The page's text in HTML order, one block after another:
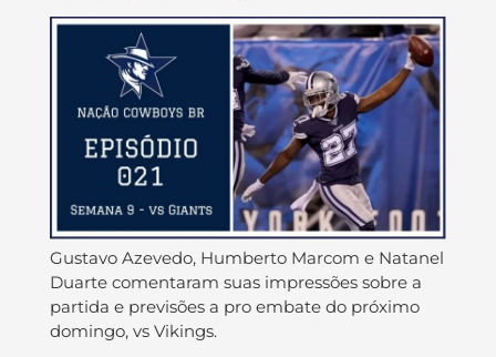
Gustavo Azevedo, Humberto Marcom e Natanel
Duarte comentaram suas impressões sobre a
partida e previsões a pro embate do próximo
domingo, vs Vikings.